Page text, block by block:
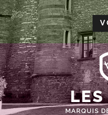
MARQUIS